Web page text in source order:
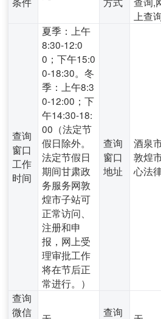
上查
查询
窗口
工作
时间
夏季：上午
8:30-12:0
0；下午15:0
0-18:30。冬
季：上午8:3
0-12:00；下
午14:30-18:
00（法定节
假日除外。
法定节假日
期间甘肃政
务服务网敦
煌市子站可
正常访问、
注册和申
报，网上受
理审批工作
将在节后正
常进行。）
查询
窗口
地址
酒泉
敦煌
心法
查询
微信
查询